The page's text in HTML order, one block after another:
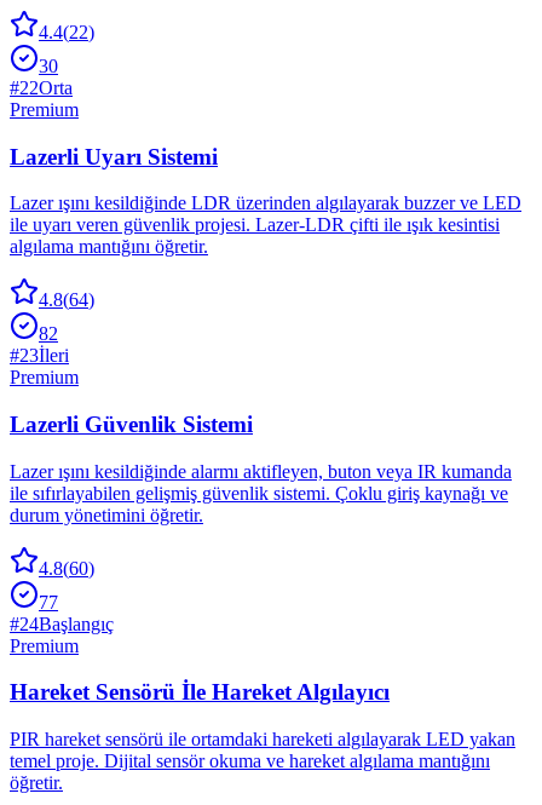
4.4(22)
30
#22Orta
Premium
Lazerli Uyarı Sistemi
Lazer ışını kesildiğinde LDR üzerinden algılayarak buzzer ve LED
ile uyarı veren güvenlik projesi. Lazer-LDR çifti ile ışık kesintisi
algılama mantığını öğretir.
4.8(64)
82
#23İleri
Premium
Lazerli Güvenlik Sistemi
Lazer ışını kesildiğinde alarmı aktifleyen, buton veya IR kumanda
ile sıfırlayabilen gelişmiş güvenlik sistemi. Çoklu giriş kaynağı ve
durum yönetimini öğretir.
4.8(60)
77
#24Başlangıç
Premium
Hareket Sensörü İle Hareket Algılayıcı
PIR hareket sensörü ile ortamdaki hareketi algılayarak LED yakan
temel proje. Dijital sensör okuma ve hareket algılama mantığını
öğretir.